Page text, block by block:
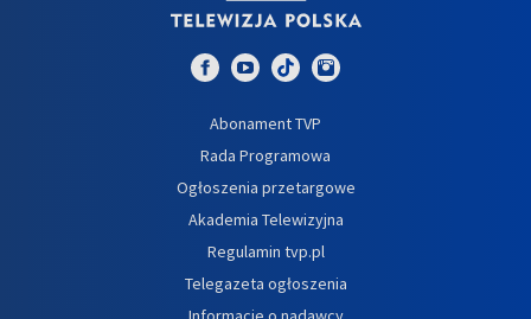
Abonament TVP
Rada Programowa
Ogłoszenia przetargowe
Akademia Telewizyjna
Regulamin tvp.pl
Telegazeta ogłoszenia